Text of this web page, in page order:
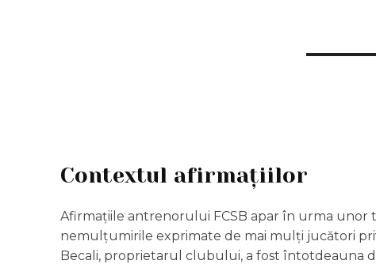
Contextul afirmațiilor
Afirmațiile antrenorului FCSB apar în urma unor
nemulțumirile exprimate de mai mulți jucători
Becali, proprietarul clubului, a fost întotdeauna